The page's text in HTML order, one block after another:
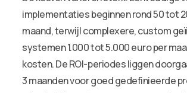
implementaties beginnen rond 50 tot
maand, terwijl complexere, custom
systemen 1.000 tot 5.000 euro per
kosten. De ROI-periodes liggen
3 maanden voor goed gedefinieerde